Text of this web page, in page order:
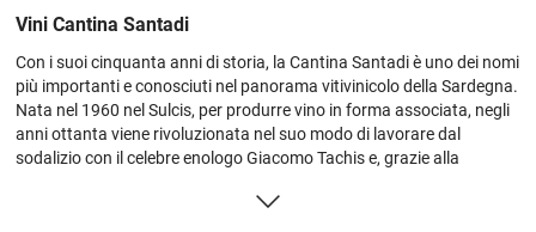
Vini Cantina Santadi
Con i suoi cinquanta anni di storia, la Cantina Santadi è uno dei nomi
più importanti e conosciuti nel panorama vitivinicolo della Sardegna.
Nata nel 1960 nel Sulcis, per produrre vino in forma associata, negli
anni ottanta viene rivoluzionata nel suo modo di lavorare dal
sodalizio con il celebre enologo Giacomo Tachis e, grazie alla
indirizzata verso una produzione di eccellenza ed impronta